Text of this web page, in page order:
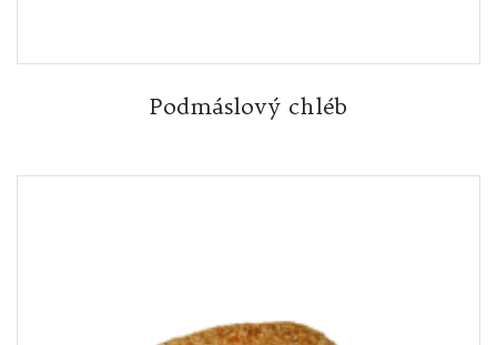
Podmáslový chléb